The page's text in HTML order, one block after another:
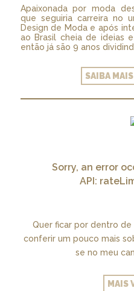
Apaixonada por moda
que seguiria carreira no
Design de Moda e após
ao Brasil cheia de ideias
então já são 9 anos
SAIBA
Sorry, an error
API:
Quer ficar por dentro
conferir um pouco mais
se no meu
MAIS